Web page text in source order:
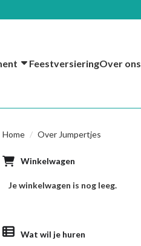
FeestversieringOver ons
Home Over Jumpertjes
Winkelwagen
Je winkelwagen is nog leeg.
Wat wil je huren